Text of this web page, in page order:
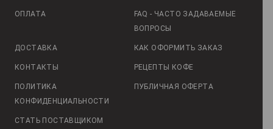
ОПЛАТА
FAQ - ЧАСТО ЗАДАВАЕМЫЕ
ВОПРОСЫ
ДОСТАВКА КАК ОФОРМИТЬ ЗАКАЗ
КОНТАКТЫ РЕЦЕПТЫ КОФЕ
ПОЛИТИКА
КОНФИДЕНЦИАЛЬНОСТИ
ПУБЛИЧНАЯ ОФЕРТА
СТАТЬ ПОСТАВЩИКОМ